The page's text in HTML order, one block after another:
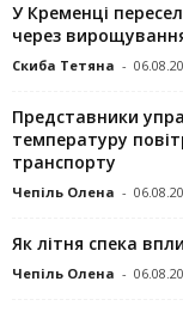
У Кременці
через
Скиба Тетяна -
Представники
температуру
транспорту
Чепіль Олена -
Як літня спека
Чепіль Олена -